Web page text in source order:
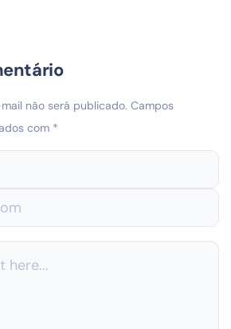
não será publicado. Campos
com *